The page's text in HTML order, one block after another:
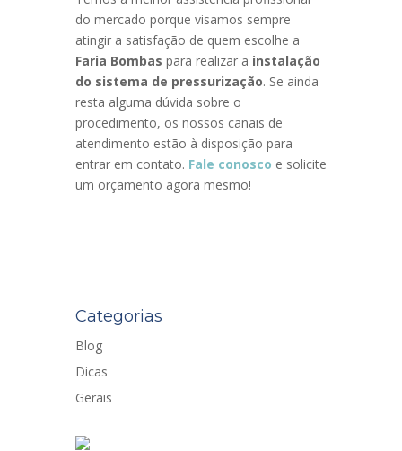
do mercado porque visamos sempre
atingir a satisfação de quem escolhe a
Faria Bombas para realizar a instalação
do sistema de pressurização. Se ainda
resta alguma dúvida sobre o
procedimento, os nossos canais de
atendimento estão à disposição para
entrar em contato. Fale conosco e solicite
um orçamento agora mesmo!
Categorias
Blog
Dicas
Gerais